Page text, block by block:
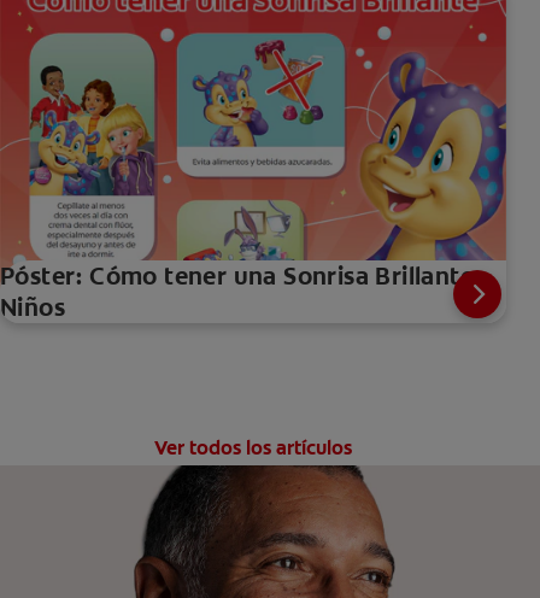
Póster: Cómo tener una Sonrisa Brillante -
Niños
Ver todos los artículos